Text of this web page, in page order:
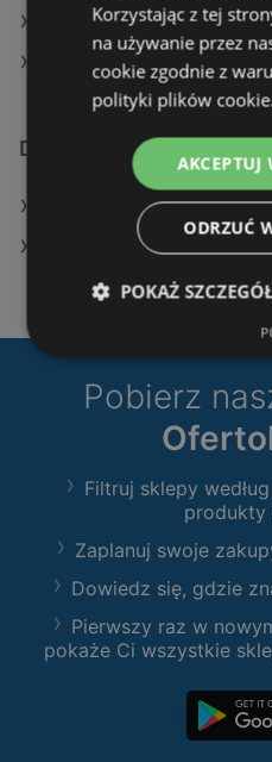
KiK w Łask
KiK w Busko-Zdrój
Dodatkowe łącza
Sklepy KiK w Police
Pobierz
Filtruj sklepy
produkty
Zaplanuj swoje
Dowiedz się, gdzie
Pierwszy raz w
pokaże Ci wszystkie
Korzystając z tej
na używanie przez
cookie zgodnie z
polityki plików
AKCEPTUJ
ODRZUĆ
POKAŻ